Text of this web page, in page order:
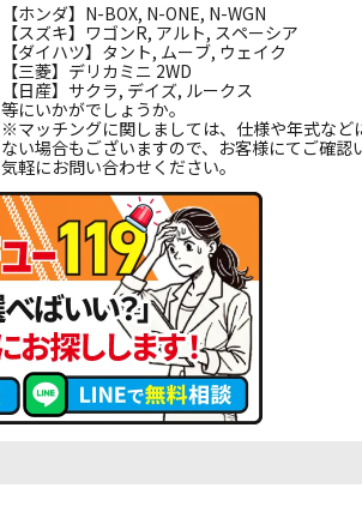
【ホンダ】N-BOX, N-ONE, N-WGN
【スズキ】ワゴンR, アルト, スペーシア
【ダイハツ】タント, ムーブ, ウェイク
【三菱】デリカミニ 2WD
【日産】サクラ, デイズ, ルークス
等にいかがでしょうか。
※マッチングに関しましては、仕様や年式など
ない場合もございますので、お客様にてご確
気軽にお問い合わせください。